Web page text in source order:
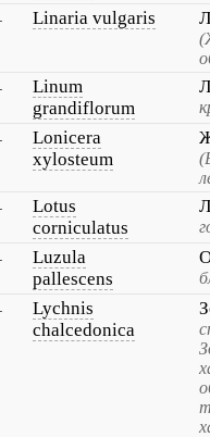
Linaria vulgaris
Linum
grandiflorum
Lonicera
xylosteum
Lotus
corniculatus
Luzula
pallescens
Lychnis
chalcedonica